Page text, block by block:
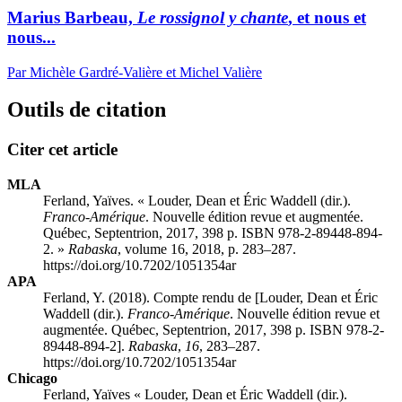
Marius Barbeau, Le rossignol y chante, et nous et
nous...
Par Michèle Gardré-Valière et Michel Valière
Outils de citation
Citer cet article
MLA
Ferland, Yaïves. « Louder, Dean et Éric Waddell (dir.).
Franco-Amérique. Nouvelle édition revue et augmentée.
Québec, Septentrion, 2017, 398 p. ISBN 978-2-89448-894-
2. » Rabaska, volume 16, 2018, p. 283–287.
https://doi.org/10.7202/1051354ar
APA
Ferland, Y. (2018). Compte rendu de [Louder, Dean et Éric
Waddell (dir.). Franco-Amérique. Nouvelle édition revue et
augmentée. Québec, Septentrion, 2017, 398 p. ISBN 978-2-
89448-894-2]. Rabaska, 16, 283–287.
https://doi.org/10.7202/1051354ar
Chicago
Ferland, Yaïves « Louder, Dean et Éric Waddell (dir.).